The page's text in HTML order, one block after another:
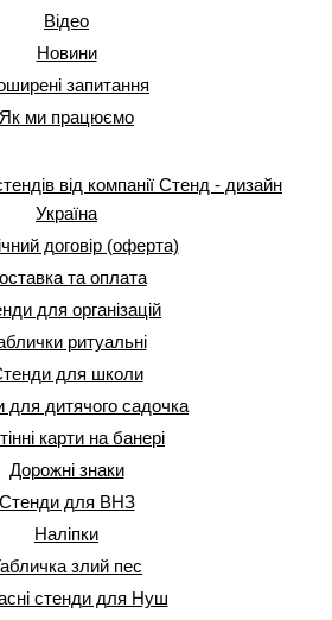
Відео
Новини
запитання
Як ми працюємо
від компанії Стенд - дизайн
Україна
договір (оферта)
та оплата
для організацій
ритуальні
для школи
для дитячого садочка
карти на банері
Дорожні знаки
Стенди для ВНЗ
Наліпки
злий пес
стенди для Нуш